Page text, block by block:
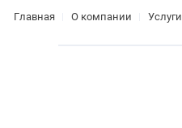
Главная О компании Услуги